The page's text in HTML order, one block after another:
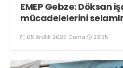
EMEP Gebze: Döksan
mücadelelerini
05 Aralık 2025 Cuma 23:55